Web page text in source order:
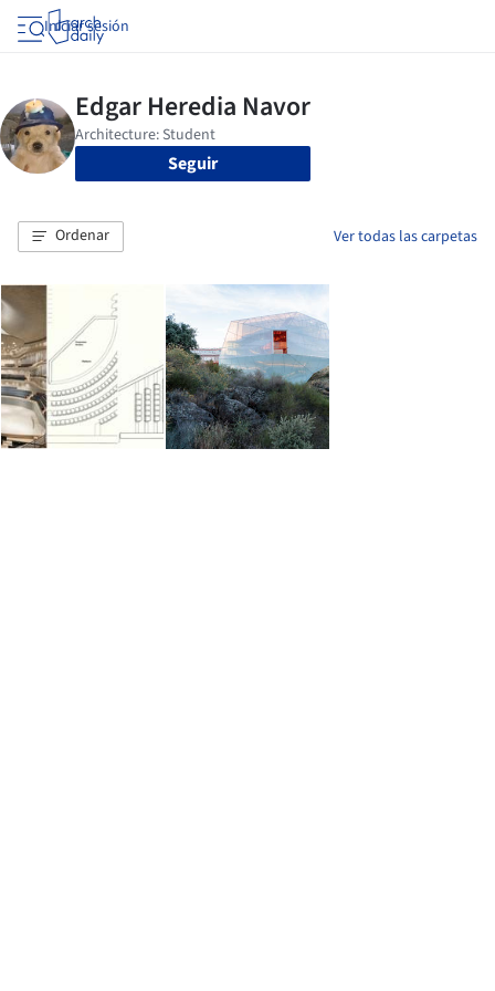
Iniciar sesión
Seguir
Ordenar Ver todas las carpetas